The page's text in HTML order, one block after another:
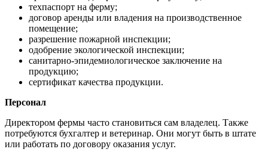
техпаспорт на ферму;
договор аренды или владения на производственное
помещение;
разрешение пожарной инспекции;
одобрение экологической инспекции;
санитарно-эпидемиологическое заключение на
продукцию;
сертификат качества продукции.
Персонал
Директором фермы часто становиться сам владелец. Также
потребуются бухгалтер и ветеринар. Они могут быть в штате
или работать по договору оказания услуг.